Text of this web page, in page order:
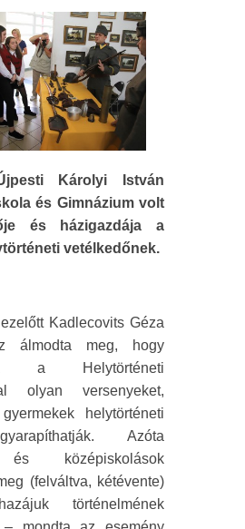
Károlyi István
és Gimnázium volt
és házigazdája a
vetélkedőnek.
Kadlecovits Géza
álmodta meg, hogy
a Helytörténeti
olyan versenyeket,
helytörténeti
Azóta
középiskolások
(felváltva, kétévente)
történelmének